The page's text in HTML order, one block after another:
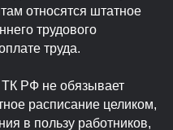
относятся штатное
трудового
труда.
ТК РФ не обязывает
расписание целиком,
в пользу работников,